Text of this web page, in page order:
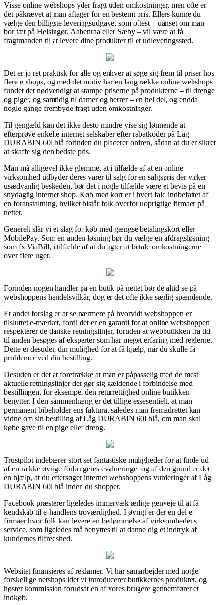
Visse online webshops yder fragt uden omkostninger, men ofte er
det påkrævet at man aftager for en bestemt pris. Ellers kunne du
vælge den billigste leveringsudgave, som oftest – uanset om man
bor tæt på Helsingør, Aabenraa eller Sæby – vil være at få
fragtmanden til at levere dine produkter til et udleveringssted.
Det er jo ret praktisk for alle og enhver at søge sig frem til priser hos
flere e-shops, og med det motiv har en lang række online webshops
fundet det nødvendigt at stampe priserne på produkterne – til drenge
og piger, og samtidig til damer og herrer – en hel del, og endda
nogle gange frembyde fragt uden omkostninger.
Til gengæld kan det ikke desto mindre vise sig lønnende at
efterprøve enkelte internet selskaber efter rabatkoder på Låg
DURABIN 60l blå forinden du placerer ordren, sådan at du er sikret
at skaffe sig den bedste pris.
Man må alligevel ikke glemme, at i tilfælde af at en online
virksomhed udbyder deres varer til salg for en salgspris der virker
usædvanlig beskeden, bør det i nogle tilfælde være et bevis på en
snydagtig internet shop. Køb med kort er i hvert fald indbefattet af
en foranstaltning, hvilket bistår folk overfor uoprigtige firmaer på
nettet.
Generelt slår vi et slag for køb med gængse betalingskort eller
MobilePay. Som en anden løsning bør du vælge en afdragsløsning
som fx ViaBill, i tilfælde af at du agter at betale omkostningerne
over flere uger.
Forinden nogen handler på en butik på nettet bør de altid se på
webshoppens handelsvilkår, dog er det ofte ikke særlig spændende.
Et andet forslag er at se nærmere på hvorvidt webshoppen er
tilsluttet e-mærket, fordi det er en garanti for at online webshoppen
respekterer de danske retningslinjer, foruden at webbutikken fra tid
til anden besøges af eksperter som har meget erfaring med reglerne.
Dette er desuden din mulighed for at få hjælp, når du skulle få
problemer ved din bestilling.
Desuden er det at foretrække at man er påpasselig med de mest
aktuelle retningslinjer der gør sig gældende i forbindelse med
bestillingen, for eksempel den returrettighed online butikken
benytter. I den sammenhæng er det tillige essesentielt, at man
permanent bibeholder ens faktura, således man fremadrettet kan
vidne om sin bestilling af Låg DURABIN 60l blå, om man skal
købe gave til en pige eller dreng.
Trustpilot indebærer stort set fantastiske muligheder for at finde ud
af en række øvrige forbrugeres evalueringer og af den grund er det
en hjælp, at du eftersøger internet webshoppens vurderinger af Låg
DURABIN 60l blå inden du shopper.
Facebook præsterer ligeledes immervæk ærlige genveje til at få
kendskab til e-handlens troværdighed. I øvrigt er der en del e-
firmaer hvor folk kan levere en bedømmelse af virksomhedens
service, som ligeledes må benyttes til at danne dig et indtryk af
kundernes tilfredshed.
Websitet finansieres af reklamer. Vi har samarbejder med nogle
forskellige netshops idet vi introducerer butikkernes produkter, og
høster kommission forudsat en af vores brugere gennemfører et
indkøb.